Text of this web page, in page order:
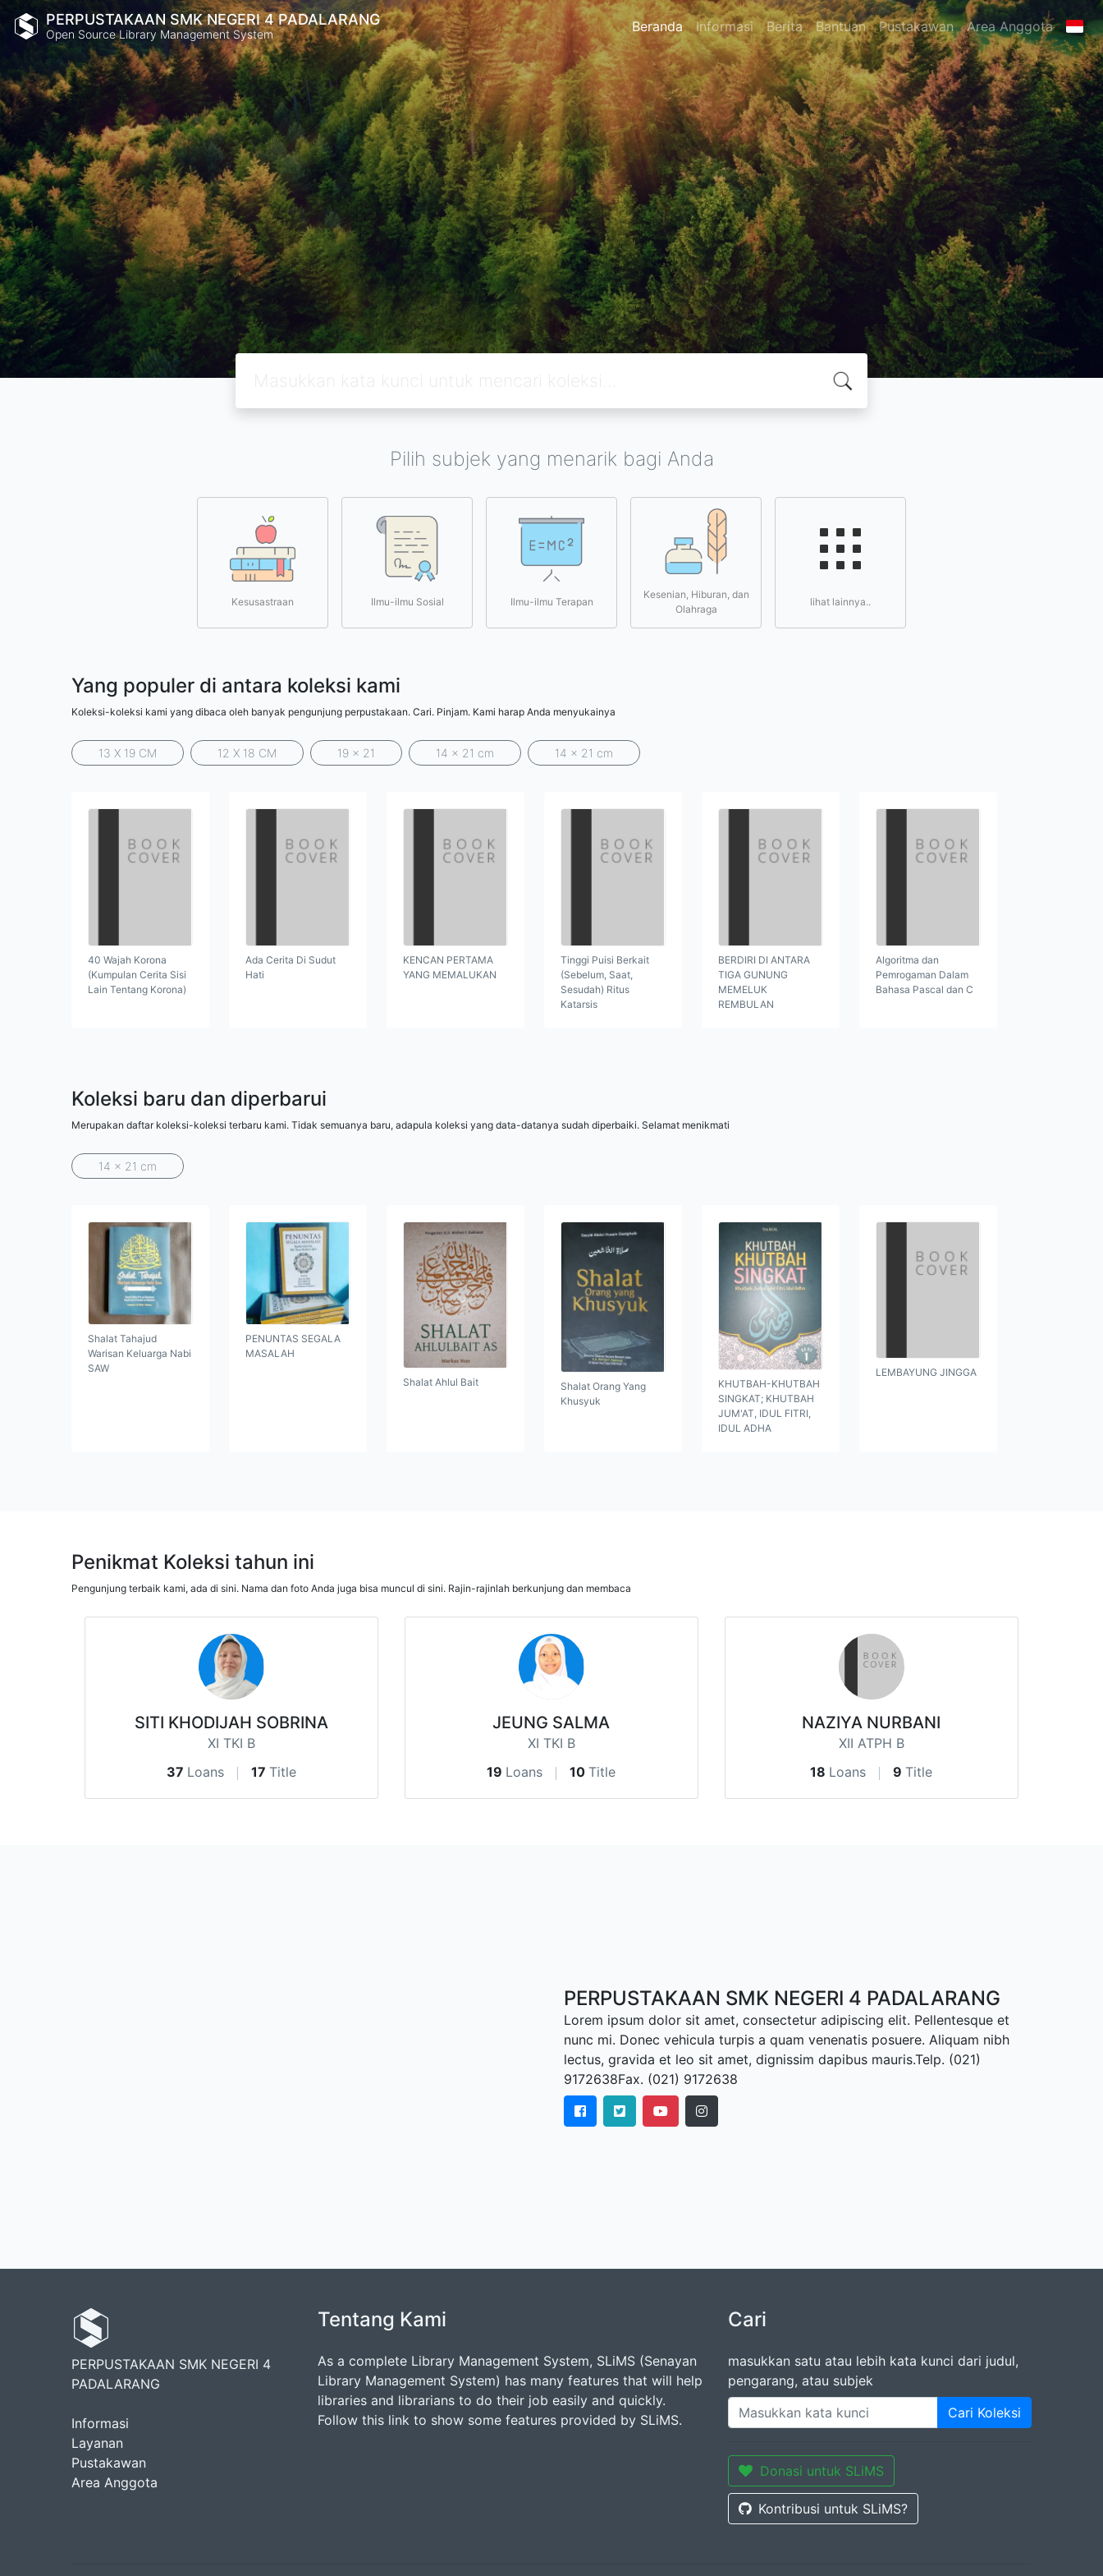
PERPUSTAKAAN SMK NEGERI 4 PADALARANG
Open Source Library Management System Beranda Informasi Berita Bantuan Pustakawan Area Anggota
Pilih subjek yang menarik bagi Anda
Kesusastraan Ilmu-ilmu Sosial Ilmu-ilmu Terapan
Kesenian, Hiburan, dan
Olahraga
lihat lainnya..
Yang populer di antara koleksi kami
Koleksi-koleksi kami yang dibaca oleh banyak pengunjung perpustakaan. Cari. Pinjam. Kami harap Anda menyukainya
13 X 19 CM 12 X 18 CM 19 x 21 14 x 21 cm 14 x 21 cm
40 Wajah Korona
(Kumpulan Cerita Sisi
Lain Tentang Korona)
Ada Cerita Di Sudut
Hati
KENCAN PERTAMA
YANG MEMALUKAN
Tinggi Puisi Berkait
(Sebelum, Saat,
Sesudah) Ritus
Katarsis
BERDIRI DI ANTARA
TIGA GUNUNG
MEMELUK
REMBULAN
Algoritma dan
Pemrogaman Dalam
Bahasa Pascal dan C
Koleksi baru dan diperbarui
Merupakan daftar koleksi-koleksi terbaru kami. Tidak semuanya baru, adapula koleksi yang data-datanya sudah diperbaiki. Selamat menikmati
14 x 21 cm
Shalat Tahajud
Warisan Keluarga Nabi
SAW
PENUNTAS SEGALA
MASALAH
Shalat Ahlul Bait
Shalat Orang Yang
Khusyuk
KHUTBAH-KHUTBAH
SINGKAT; KHUTBAH
JUM'AT, IDUL FITRI,
IDUL ADHA
LEMBAYUNG JINGGA
Penikmat Koleksi tahun ini
Pengunjung terbaik kami, ada di sini. Nama dan foto Anda juga bisa muncul di sini. Rajin-rajinlah berkunjung dan membaca
SITI KHODIJAH SOBRINA
XI TKI B
37 Loans 17 Title
JEUNG SALMA
XI TKI B
19 Loans 10 Title
NAZIYA NURBANI
XII ATPH B
18 Loans 9 Title
PERPUSTAKAAN SMK NEGERI 4 PADALARANG
Lorem ipsum dolor sit amet, consectetur adipiscing elit. Pellentesque et
nunc mi. Donec vehicula turpis a quam venenatis posuere. Aliquam nibh
lectus, gravida et leo sit amet, dignissim dapibus mauris.Telp. (021)
9172638Fax. (021) 9172638
PERPUSTAKAAN SMK NEGERI 4
PADALARANG
Informasi
Layanan
Pustakawan
Area Anggota
Tentang Kami
As a complete Library Management System, SLiMS (Senayan
Library Management System) has many features that will help
libraries and librarians to do their job easily and quickly.
Follow this link to show some features provided by SLiMS.
Cari
masukkan satu atau lebih kata kunci dari judul,
pengarang, atau subjek
Cari Koleksi
Donasi untuk SLiMS
Kontribusi untuk SLiMS?